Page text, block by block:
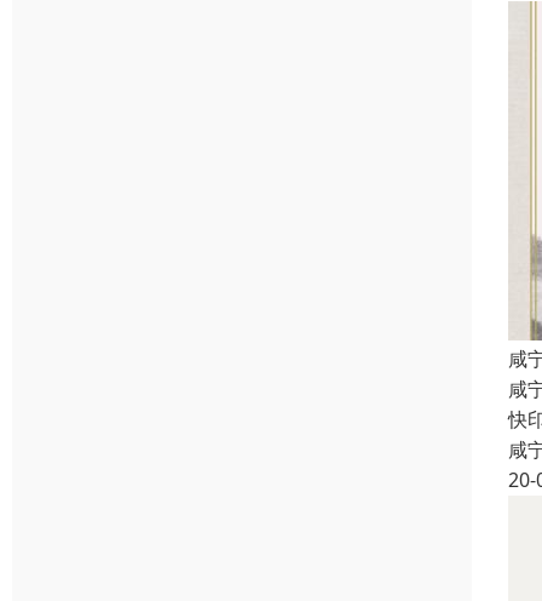
咸
咸
快
咸
20-